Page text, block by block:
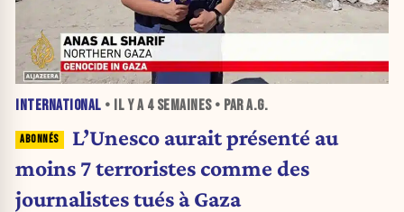
INTERNATIONAL • IL Y A 4 SEMAINES• PAR A.G.
L’Unesco aurait présenté au
moins 7 terroristes comme des
journalistes tués à Gaza